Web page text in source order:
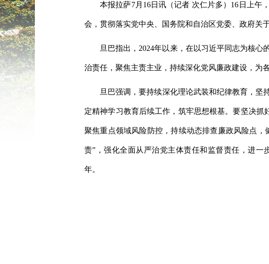
本报拉萨7月16日讯（记者 次仁片多）16日上午
会，贯彻落实党中央、国务院和自治区党委、政府关
旦巴指出，2024年以来，在以习近平同志为核
治责任，聚焦主责主业，持续深化党风廉政建设，为
旦巴强调，要持续深化理论武装和纪律教育，
定精神学习教育后续工作，筑牢思想根基。要坚决抓
聚焦重点领域风险防控，持续动态排查廉政风险点
责”，强化全面从严治党主体责任和监督责任，进
年。